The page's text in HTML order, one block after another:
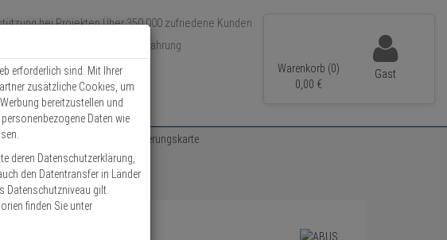
Über 350.000 zufriedene Kunden
Über 15 Jahre Erfahrung
Schneller Versand
Warenkorb (0)
0, 00 €
Gast
EC880 Nachschlüssel nach Sicherungskarte
erforderlich sind. Mit Ihrer
zusätzliche Cookies, um
bereitzustellen und
Daten wie
deren Datenschutzerklärung,
den Datentransfer in Länder
Datenschutzniveau gilt.
finden Sie unter